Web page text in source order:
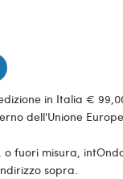
in Italia €
dell'Unione
o fuori misura,
sopra.